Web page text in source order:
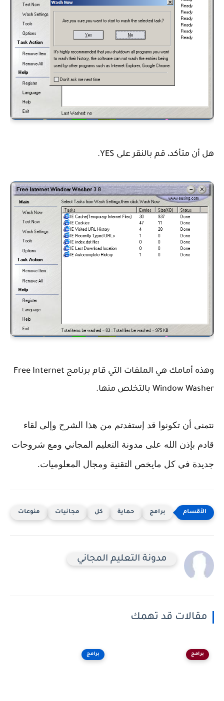
هل أن متأكد، قم بالنقر على YES.
وهذه أمامك هي الملفات التي قام برنامج Free Internet
Window Washer بالتخلص منها.
نتمنى أن تكونوا قد إستفدتم من هذا الشرح وإلى لقاء
قادم بإذن الله على مدونة التعليم المجاني ومع شروحات
جديدة في كل مايخص التقنية ومجال المعلوميات.
برامج حماية كل مجانيات منوعات
مدونة التعليم المجاني
مقالات قد تهمك
برامج برامج